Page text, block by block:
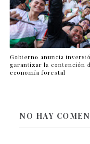
Gobierno anuncia
garantizar la contención
economía forestal
NO HAY